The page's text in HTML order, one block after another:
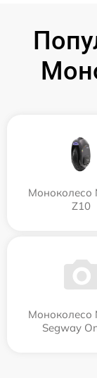
Моноколесо
Z10
Моноколесо
Segway